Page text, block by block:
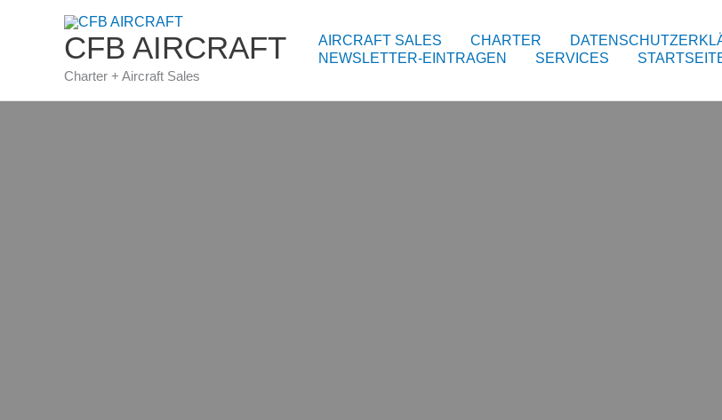
SPRINGENCFB AIRCRAFT
Charter + Aircraft Sales
AIRCRAFT SALES CHARTER
NEWSLETTER-EINTRAGEN
SERVICES